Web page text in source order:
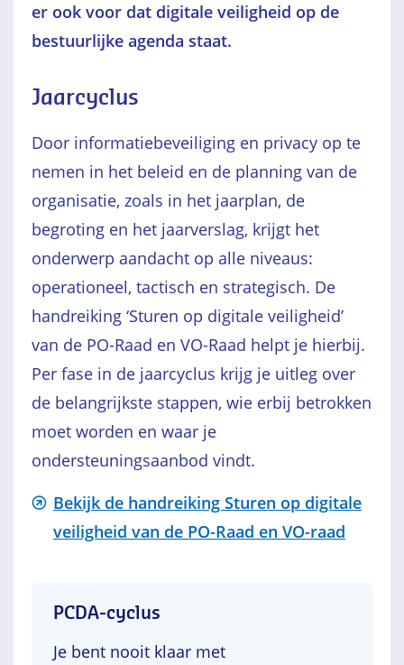
er ook voor dat digitale veiligheid op de
bestuurlijke agenda staat.
Jaarcyclus
Door informatiebeveiliging en privacy op te
nemen in het beleid en de planning van de
organisatie, zoals in het jaarplan, de
begroting en het jaarverslag, krijgt het
onderwerp aandacht op alle niveaus:
operationeel, tactisch en strategisch. De
handreiking ‘Sturen op digitale veiligheid’
van de PO-Raad en VO-Raad helpt je hierbij.
Per fase in de jaarcyclus krijg je uitleg over
de belangrijkste stappen, wie erbij betrokken
moet worden en waar je
ondersteuningsaanbod vindt.
Bekijk de handreiking Sturen op digitale
veiligheid van de PO-Raad en VO-raad
PCDA-cyclus
Je bent nooit klaar met